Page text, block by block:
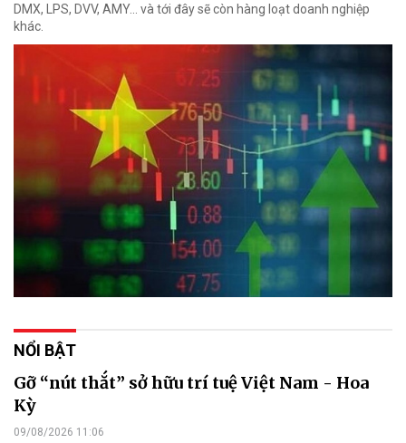
DMX, LPS, DVV, AMY... và tới đây sẽ còn hàng loạt doanh nghiệp
khác.
NỔI BẬT
Gỡ “nút thắt” sở hữu trí tuệ Việt Nam - Hoa
Kỳ
09/08/2026 11:06